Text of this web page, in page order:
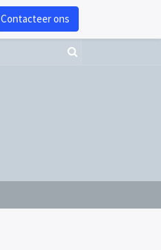
Contacteer ons